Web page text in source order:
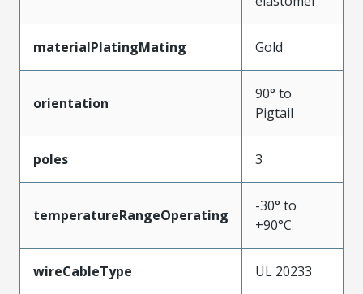
materialPlatingMating Gold
orientation
90° to
Pigtail
poles 3
temperatureRangeOperating
-30° to
+90°C
wireCableType UL 20233